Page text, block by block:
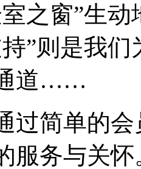
之窗”生
”则是我
道……
简单的会
服务与关怀